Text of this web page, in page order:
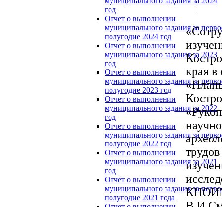
год
Отчет о выполнении
муниципального задания за
полугодие 2024 год
Отчет о выполнении
муниципального задания за 2023
год
Отчет о выполнении
муниципального задания за
полугодие 2023 год
Отчет о выполнении
муниципального задания за 2022
год
Отчет о выполнении
муниципального задания за
полугодие 2022 год
Отчет о выполнении
муниципального задания за 2021
год
Отчет о выполнении
муниципального задания за
полугодие 2021 года
края в